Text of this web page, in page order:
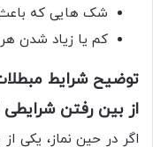
شک هایی که
کم یا زیاد شدن هر
توضیح شرایط
از بین رفتن شرایطی
اگر در حین نماز، یکی